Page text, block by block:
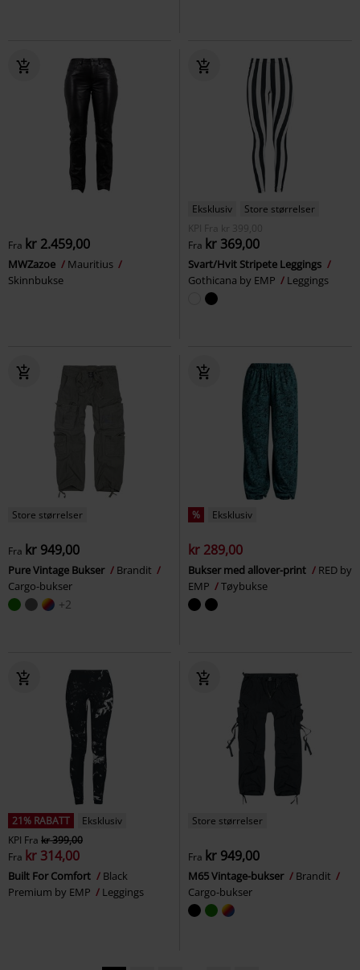
Fra kr 2.459,00
MWZazoe
Mauritius
Skinnbukse
Eksklusiv
Store størrelser
KPI
Fra kr 399,00
Fra kr 369,00
Svart/Hvit Stripete Leggings
Gothicana by EMP
Leggings
Store størrelser
Fra kr 949,00
Pure Vintage Bukser
Brandit
Cargo-bukser
+2
% Eksklusiv
kr 289,00
Bukser med allover-print
RED by
EMP
Tøybukse
21% RABATT
Eksklusiv
KPI Fra kr 399,00
Fra kr 314,00
Built For Comfort
Black
Premium by EMP
Leggings
Store størrelser
Fra kr 949,00
M65 Vintage-bukser
Brandit
Cargo-bukser